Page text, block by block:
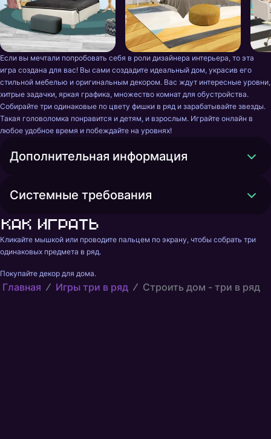
Если вы мечтали попробовать себя в роли дизайнера интерьера, то эта
игра создана для вас! Вы сами создадите идеальный дом, украсив его
стильной мебелью и оригинальным декором. Вас ждут интересные уровни,
хитрые задачки, яркая графика, множество комнат для обустройства.
Собирайте три одинаковые по цвету фишки в ряд и зарабатывайте звезды.
Такая головоломка понравится и детям, и взрослым. Играйте онлайн в
любое удобное время и побеждайте на уровнях!
Дополнительная информация
Системные требования
Как играть
Кликайте мышкой или проводите пальцем по экрану, чтобы собрать три
одинаковых предмета в ряд.
Покупайте декор для дома.
Главная Игры три в ряд Строить дом - три в ряд